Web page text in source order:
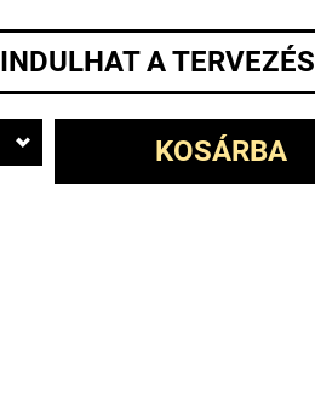
INDULHAT A TERVEZÉS
KOSÁRBA